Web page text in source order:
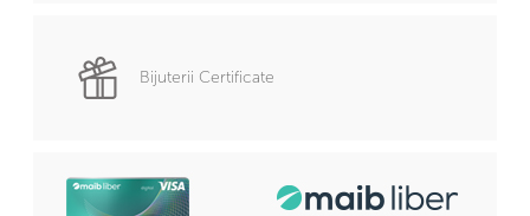
Bijuterii Certificate